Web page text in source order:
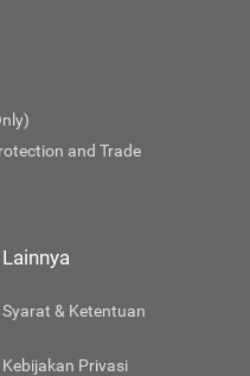
and Trade
Lainnya
Syarat & Ketentuan
Kebijakan Privasi